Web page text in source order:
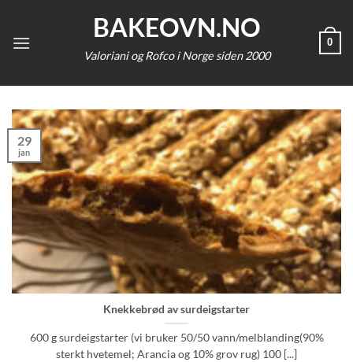
content
BAKEOVN.NO
Valoriani og Rofco i Norge siden 2000
0
Knekkebrød av surdeigstarter
600 g surdeigstarter (vi bruker 50/50 vann/melblanding(90%
sterkt hvetemel; Arancia og 10% grov rug) 100 [...]
29
jan